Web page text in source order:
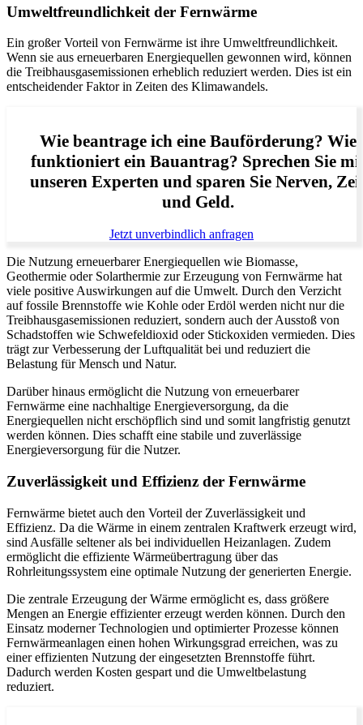
Umweltfreundlichkeit der Fernwärme
Ein großer Vorteil von Fernwärme ist ihre Umweltfreundlichkeit.
Wenn sie aus erneuerbaren Energiequellen gewonnen wird, können
die Treibhausgasemissionen erheblich reduziert werden. Dies ist ein
entscheidender Faktor in Zeiten des Klimawandels.
Wie beantrage ich eine Bauförderung? Wie
funktioniert ein Bauantrag? Sprechen Sie
unseren Experten und sparen Sie Nerven,
und Geld.
Jetzt unverbindlich anfragen
Die Nutzung erneuerbarer Energiequellen wie Biomasse,
Geothermie oder Solarthermie zur Erzeugung von Fernwärme hat
viele positive Auswirkungen auf die Umwelt. Durch den Verzicht
auf fossile Brennstoffe wie Kohle oder Erdöl werden nicht nur die
Treibhausgasemissionen reduziert, sondern auch der Ausstoß von
Schadstoffen wie Schwefeldioxid oder Stickoxiden vermieden. Dies
trägt zur Verbesserung der Luftqualität bei und reduziert die
Belastung für Mensch und Natur.
Darüber hinaus ermöglicht die Nutzung von erneuerbarer
Fernwärme eine nachhaltige Energieversorgung, da die
Energiequellen nicht erschöpflich sind und somit langfristig genutzt
werden können. Dies schafft eine stabile und zuverlässige
Energieversorgung für die Nutzer.
Zuverlässigkeit und Effizienz der Fernwärme
Fernwärme bietet auch den Vorteil der Zuverlässigkeit und
Effizienz. Da die Wärme in einem zentralen Kraftwerk erzeugt wird,
sind Ausfälle seltener als bei individuellen Heizanlagen. Zudem
ermöglicht die effiziente Wärmeübertragung über das
Rohrleitungssystem eine optimale Nutzung der generierten Energie.
Die zentrale Erzeugung der Wärme ermöglicht es, dass größere
Mengen an Energie effizienter erzeugt werden können. Durch den
Einsatz moderner Technologien und optimierter Prozesse können
Fernwärmeanlagen einen hohen Wirkungsgrad erreichen, was zu
einer effizienten Nutzung der eingesetzten Brennstoffe führt.
Dadurch werden Kosten gespart und die Umweltbelastung
reduziert.